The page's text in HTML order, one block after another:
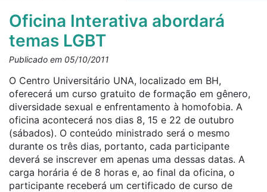
Oficina Interativa abordará
temas LGBT
Publicado em 05/10/2011
O Centro Universitário UNA, localizado em BH,
oferecerá um curso gratuito de formação em gênero,
diversidade sexual e enfrentamento à homofobia. A
oficina acontecerá nos dias 8, 15 e 22 de outubro
(sábados). O conteúdo ministrado será o mesmo
durante os três dias, portanto, cada participante
deverá se inscrever em apenas uma dessas datas. A
carga horária é de 8 horas e, ao final da oficina, o
participante receberá um certificado de curso de